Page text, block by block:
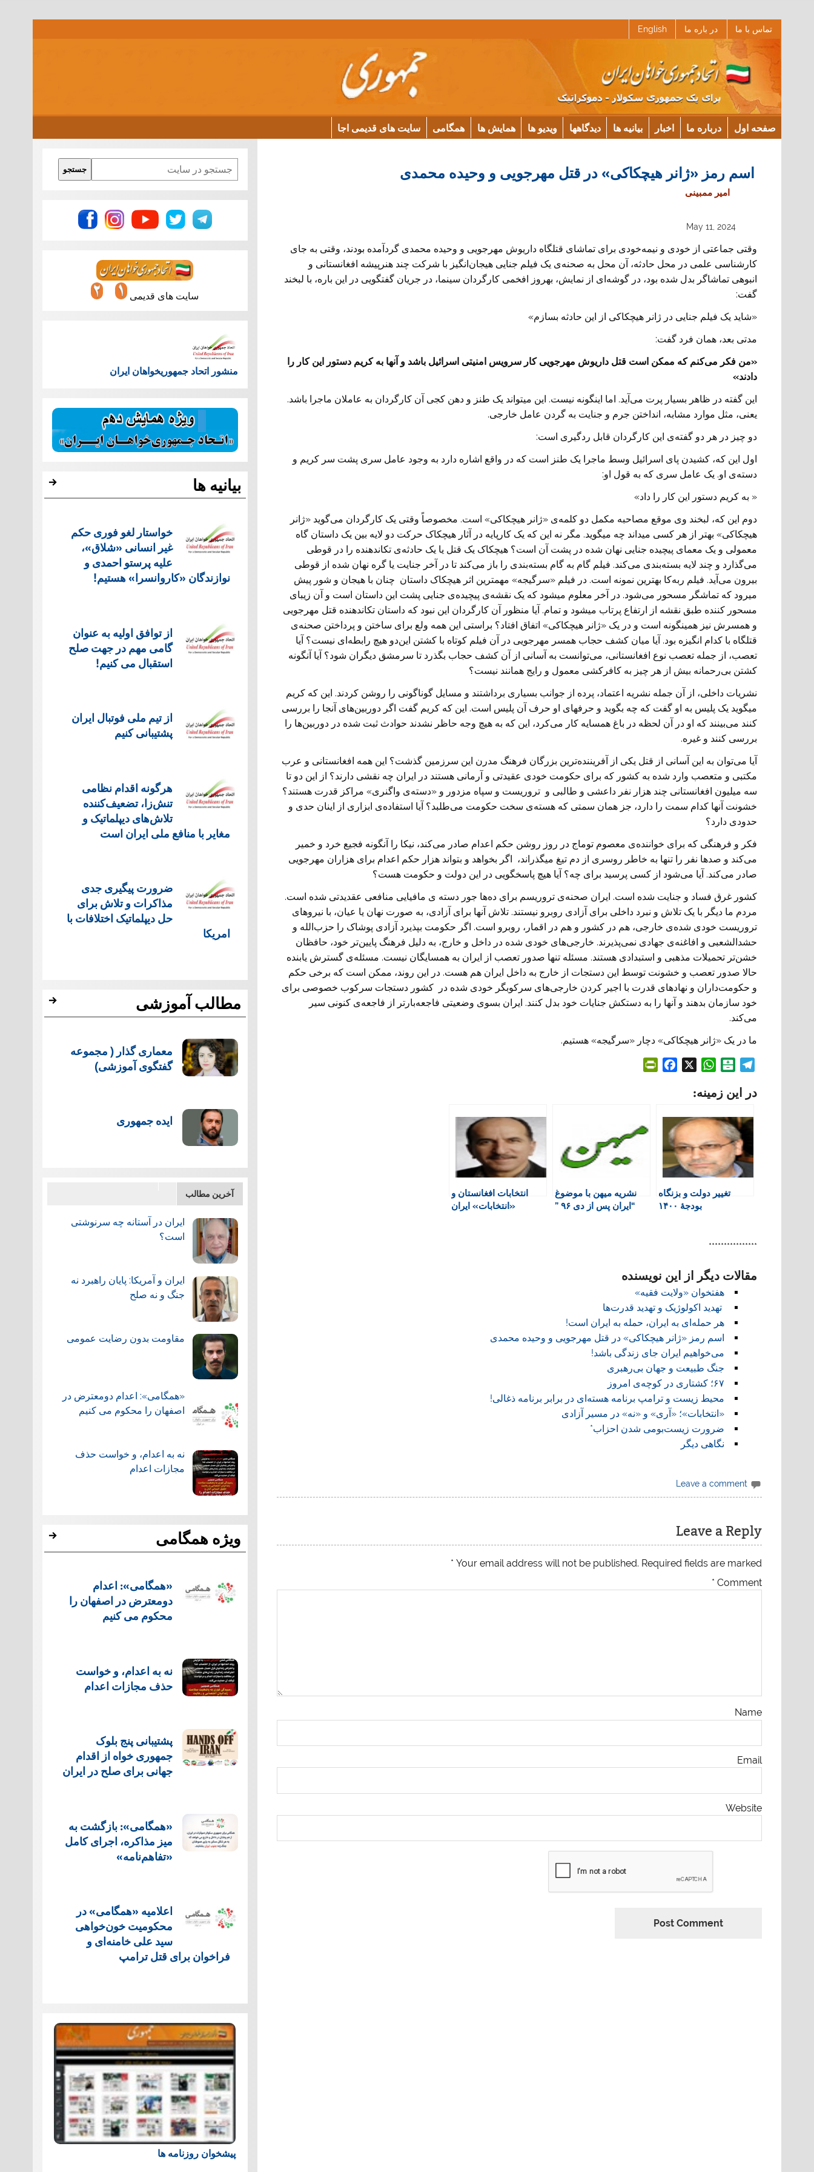
تماس با ما در باره ما English
صفحه اول درباره ما اخبار بیانیه ها دیدگاهها ویدیو ها همایش ها همگامی سایت های قدیمی اجا
اسم رمز «ژانر هیچکاکی» در قتل مهرجویی و وحیده محمدی
امیر ممبینی
May 11, 2024
وقتی جماعتی از خودی و نیمه‌خودی برای تماشای قتلگاه داریوش مهرجویی و وحیده محمدی گردآمده بودند، وقتی به جای
کارشناسی علمی در محل حادثه، آن محل به صحنه‌ی یک فیلم جنایی هیجان‌انگیز با شرکت چند هنرپیشه افغانستانی و
انبوهی تماشاگر بدل شده بود، در گوشه‌‌ای از نمایش، بهروز افخمی کارگردان سینما، در جریان گفتگویی در این باره، با لبخند
گفت:
«شاید یک فیلم جنایی در ژانر هیچکاکی از این حادثه بسازم»
مدتی بعد، همان فرد گفت:
«من فکر می‌کنم که ممکن است قتل داریوش مهرجویی کار سرویس امنیتی اسرائیل باشد و آنها به کریم دستور این کار را
دادند»
این گفته در ظاهر بسیار پرت می‌آید. اما اینگونه نیست. این میتواند یک طنز و دهن کجی آن کارگردان به عاملان ماجرا باشد.
یعنی، مثل موارد مشابه، انداختن جرم و جنایت به گردن عامل خارجی.
دو چیز در هر دو گفته‌ی این کارگردان قابل ردگیری است:
اول این که، کشیدن پای اسرائیل وسط ماجرا یک طنز است که در واقع اشاره دارد به وجود عامل سری پشت سر کریم و
دسته‌ی او. یک عامل سری که به قول او:
« به کریم دستور این کار را داد»
دوم این که، لبخند وی موقع مصاحبه مکمل دو کلمه‌ی «ژانر هیچکاکی» است. مخصوصاً وقتی یک کارگردان می‌گوید «ژانر
هیچکاکی» بهتر از هر کسی میداند چه میگوید. مگر نه این که یک کارپایه‌‌ در آثار هیچکاک حرکت دو لایه بین یک داستان گاه
معمولی و یک معمای پیچیده جنایی نهان شده در پشت آن است؟ هیچکاک یک قتل یا یک حادثه‌ی تکاندهنده را در قوطی
می‌گذارد و چند لایه بسته‌بندی می‌کند. فیلم گام به گام بسته‌بندی را باز می‌کند تا در آخر جنایت یا گره نهان شده از قوطی
بیرون می‌آید. فیلم ربه‌کا بهترین نمونه است. در فیلم «سرگیجه» مهمترین اثر هیچکاک داستان چنان با هیجان و شور پیش
میرود که تماشگر مسحور می‌شود. در آخر معلوم میشود که یک نقشه‌ی پیچیده‌ی جنایی پشت این داستان است و آن زیبای
مسحور کننده طبق نقشه‌ از ارتفاع پرتاب ‌میشود و تمام. آیا منظور آن کارگردان این نبود که داستان تکاندهنده قتل مهرجویی
و همسرش نیز همینگونه است و در یک «ژانر هیچکاکی» اتفاق افتاد؟ براستی این همه ولع برای ساختن و پرداختن صحنه‌ی
قتلگاه با کدام انگیزه بود. آیا میان کشف حجاب همسر مهرجویی در آن فیلم کوتاه با کشتن این‌دو هیچ رابطه‌ای نیست؟ آیا
تعصب، از جمله تعصب نوع افغانستانی، می‌توانست به آسانی از آن کشف حجاب بگذرد تا سرمشق دیگران شود؟ آیا آنگونه
کشتن بی‌رحمانه بیش از هر چیز به کافر‌کشی معمول و رایج همانند نیست؟
نشریات داخلی، از آن جمله نشریه اعتماد، پرده از جوانب بسیاری برداشتند و مسایل گوناگونی را روشن کردند. این که کریم
میگوید یک پلیس به او گفت که چه بگوید و حرفهای او حرف آن پلیس است. این که کریم گفت اگر دوربین‌های آنجا را بررسی
کنند می‌بینند که او در آن لحظه در باغ همسایه کار می‌کرد، این که به هیچ وجه حاظر نشدند حوادث ثبت شده در دوربین‌ها را
بررسی کنند و غیره.
آیا می‌توان به این آسانی از قتل یکی از آفریننده‌‌‌ترین بزرگان فرهنگ مدرن این سرزمین گذشت؟ این همه افغانستانی و عرب
مکتبی و متعصب وارد شده به کشور که برای حکومت خودی عقیدتی و آرمانی هستند در ایران چه نقشی دارند؟ از این دو تا
سه میلیون افغانستانی چند هزار نفر داعشی و طالبی و تروریست و سپاه مزدور و «دسته‌ی واگنری» مراکز قدرت هستند؟
خشونت آنها کدام سمت را دارد، جز همان سمتی که هسته‌ی سخت حکومت می‌طلبد؟ آیا استفاده‌ی ابزاری از اینان حدی و
حدودی دارد؟
فکر و فرهنگی که برای خواننده‌ی معصوم توماج در روز روشن حکم اعدام صادر می‌کند، نیکا را آنگونه فجیع خرد و خمیر
می‌کند و صدها نفر را تنها به خاطر روسری از دم تیغ میگذراند، اگر بخواهد و بتواند هزار حکم اعدام برای هزاران مهرجویی
صادر می‌کند. آیا می‌شود از کسی پرسید برای چه؟ آیا هیچ پاسخگویی در این دولت و حکومت هست؟
کشور غرق فساد و جنایت شده است. ایران صحنه‌ی تروریسم برای ده‌ها جور دسته ی مافیایی منافعی عقدیدتی شده است.
مردم ما دیگر با یک تلاش و نبرد داخلی برای آزادی روبرو نیستند. تلاش آنها برای آزادی، به صورت نهان یا عیان، با نیروهای
تروریست خودی شده‌ی خارجی، هم در کشور و هم در اقمار، روبرو است. اگر حکومت بپذیرد آزادی پوشاک را حزب‌الله و
حشدالشعبی و افاغنه‌ی جهادی نمی‌پذیرند. خارجی‌های خودی شده در داخل و خارج، به دلیل فرهنگ پایین‌تر خود، حافظان
خشن‌تر تحمیلات مذهبی و استبدادی هستند. مسئله تنها صدور تعصب از ایران به همسایگان نیست. مسئله‌ی گسترش یابنده
حالا صدور تعصب و خشونت توسط این دستجات از خارج به داخل ایران هم هست. در این روند، ممکن است که برخی حکم
و حکومت‌داران و نهادهای قدرت با اجیر کردن خارجی‌های سرکوبگر خودی شده در کشور دستجات سرکوب خصوصی برای
خود سازمان بدهند و آنها را به دستکش جنایات خود بدل کنند. ایران بسوی وضعیتی فاجعه‌بارتر از فاجعه‌ی کنونی سیر
می‌کند.
ما در یک «ژانر هیچکاکی» دچار «سرگیجه» هستیم.
l
g
r
a
m
l
t
r
i
n
W
a
s
p
p
o
k
t
F
در این زمینه:
تغییر دولت و بزنگاه
بودجۀ ۱۴۰۰
نشریه میهن با موضوغ
“ایران پس از دی ۹۶ ”
انتخابات افغانستان و
«انتخابات» ایران
****************
مقالات دیگر از این نویسنده
هفتخوان «ولایت فقیه»
تهدید اکولوژیک و تهدید قدرت‌ها
هر حمله‌ای به ایران، حمله به ایران است!
اسم رمز «ژانر هیچکاکی» در قتل مهرجویی و وحیده محمدی
می‌خواهیم ایران جای زندگی باشد!
جنگ طبیعت و جهان بی‌رهبری
۶۷؛ کشتاری در کوچه‌ی امروز
محیط زیست و ترامپ برنامه هسته‌ای در برابر برنامه ذغالی!
«انتخابات»؛ «آری» و «نه» در مسیر آزادی
ضرورت زیست‌بومی شدن احزاب*
نگاهی دیگر
Leave a comment
Leave a Reply
Your email address will not be published. Required fields are marked
*
Comment
*
Name
Email
Website
Search
جستجو
سایت های قدیمی
منشور اتحاد جمهوریخواهان ایران
بیانیه ها
خواستار لغو فوری حکم
غیر انسانی «شلاق»،
علیه پرستو احمدی و
نوازندگان «کاروانسرا» هستیم!
از توافق اولیه به عنوان
گامی مهم در جهت صلح
استقبال می کنیم!
از تیم ملی فوتبال ایران
پشتیبانی کنیم
هرگونه اقدام نظامی
تنش‌زا، تضعیف‌کننده
تلاش‌های دیپلماتیک و
مغایر با منافع ملی ایران است
ضرورت پیگیری جدی
مذاکرات و تلاش برای
حل دیپلماتیک اختلافات با
امریکا
مطالب آموزشی
معماری گذار ( مجموعه
گفتگوی آموزشی)
ایده جمهوری
آخرین مطالب
ایران در آستانه چه سرنوشتی
است؟
ایران و آمریکا: پایان راهبرد نه
جنگ و نه صلح
مقاومت بدون رضایت عمومی
«همگامی»: اعدام دومعترض در
اصفهان را محکوم می کنیم
نه به اعدام، و خواست حذف
مجازات اعدام
ویژه همگامی
«همگامی»: اعدام
دومعترض در اصفهان را
محکوم می کنیم
نه به اعدام، و خواست
حذف مجازات اعدام
پشتيبانی پنج بلوک
جمهوری خواه از اقدام
جهانی برای صلح در ایران
«همگامی»: بازگشت به
میز مذاکره، اجرای کامل
«تفاهم‌نامه»
اعلامیه «همگامی» در
محکومیت خون‌خواهی
سید علی خامنه‌ای و
فراخوان برای قتل ترامپ
پیشخوان روزنامه ها